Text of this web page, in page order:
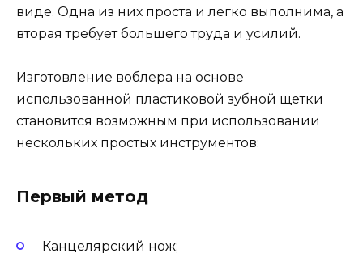
виде. Одна из них проста и легко выполнима, а
вторая требует большего труда и усилий.
Изготовление воблера на основе
использованной пластиковой зубной щетки
становится возможным при использовании
нескольких простых инструментов:
Первый метод
Канцелярский нож;